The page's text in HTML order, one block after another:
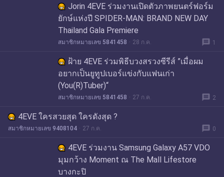
Jorin 4EVE ร่วมงานเปิดตัวภาพยนตร์ฟอร์ม
ยักษ์แห่งปี SPIDER-MAN: BRAND NEW DAY
Thailand Gala Premiere
สมาชิกหมายเลข 5841458 28 ก.ค. message 1
ฝ้าย 4EVE ร่วมพิธีบวงสรวงซีรีส์ ”เมื่อผม
อยากเป็นยูทูปเบอร์แข่งกับแฟนเก่า
(You(R)Tuber)“
สมาชิกหมายเลข 5841458 27 ก.ค. message 2
4EVE ใครสวยสุด ใครดังสุด ?
สมาชิกหมายเลข 9408104 27 ก.ค. message 0
4EVE ร่วมงาน Samsung Galaxy A57 VDO
มุมกว้าง Moment ณ The Mall Lifestore
บางกะปิ